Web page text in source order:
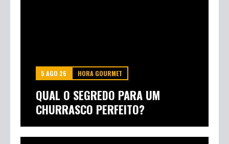
5 AGO 26 HORA GOURMET
QUAL O SEGREDO PARA UM
CHURRASCO PERFEITO?